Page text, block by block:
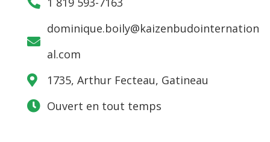
dominique.boily@kaizenbudointernation
al.com
1735, Arthur Fecteau, Gatineau
Ouvert en tout temps